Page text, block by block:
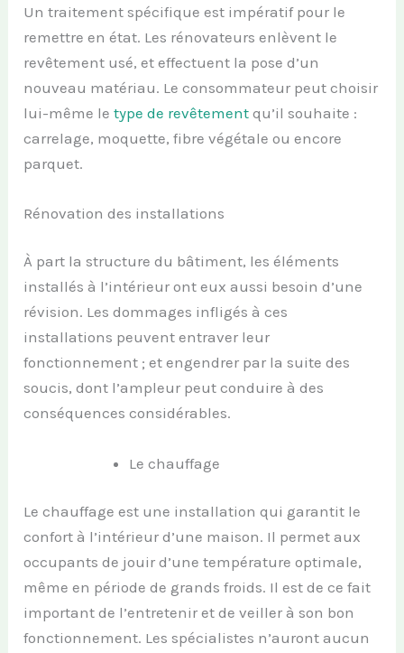
Un traitement spécifique est impératif pour le
remettre en état. Les rénovateurs enlèvent le
revêtement usé, et effectuent la pose d’un
nouveau matériau. Le consommateur peut choisir
lui-même letype de revêtement qu’il souhaite :
carrelage, moquette, fibre végétale ou encore
parquet.
Rénovation des installations
À part la structure du bâtiment, les éléments
installés à l’intérieur ont eux aussi besoin d’une
révision. Les dommages infligés à ces
installations peuvent entraver leur
fonctionnement ; et engendrer par la suite des
soucis, dont l’ampleur peut conduire à des
conséquences considérables.
Le chauffage
Le chauffage est une installation qui garantit le
confort à l’intérieur d’une maison. Il permet aux
occupants de jouir d’une température optimale,
même en période de grands froids. Il est de ce fait
important de l’entretenir et de veiller à son bon
fonctionnement. Les spécialistes n’auront aucun